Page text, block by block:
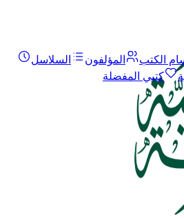
الكتب المؤلفون
السلاسل
كتبي المفضلة